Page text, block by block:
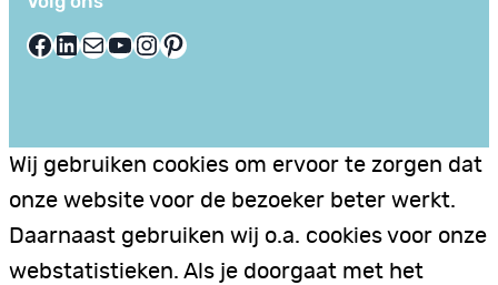
Facebook LinkedIn E-mail YouTube InstagramPinterest
Wij gebruiken cookies om ervoor te zorgen dat
onze website voor de bezoeker beter werkt.
Daarnaast gebruiken wij o.a. cookies voor onze
webstatistieken. Als je doorgaat met het